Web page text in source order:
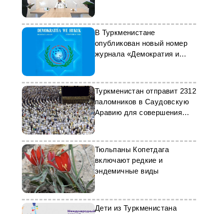
Ахалтекинского конного
комплекса Президента
Туркменистана
В Туркменистане
опубликован новый номер
журнала «Демократия и
Туркменистан отправит 2312
паломников в Саудовскую
Аравию для совершения
хаджа в Мекку
Тюльпаны Копетдага
включают редкие и
эндемичные виды
Дети из Туркменистана